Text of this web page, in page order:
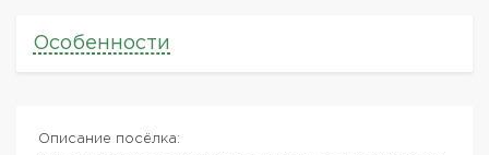
Особенности
Описание посёлка: